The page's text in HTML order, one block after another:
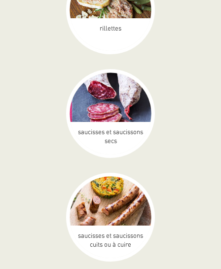
rillettes
saucisses et saucissons
secs
saucisses et saucissons
cuits ou à cuire